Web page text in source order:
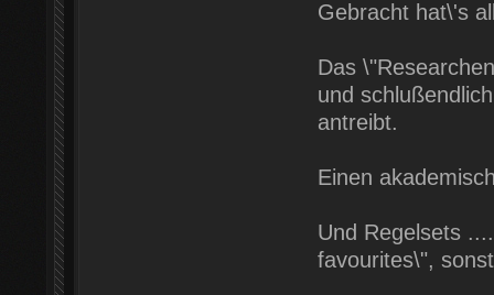
Gebracht hat\'s
Das
und
antreibt.
Einen
Und Regelsets
favourites\",